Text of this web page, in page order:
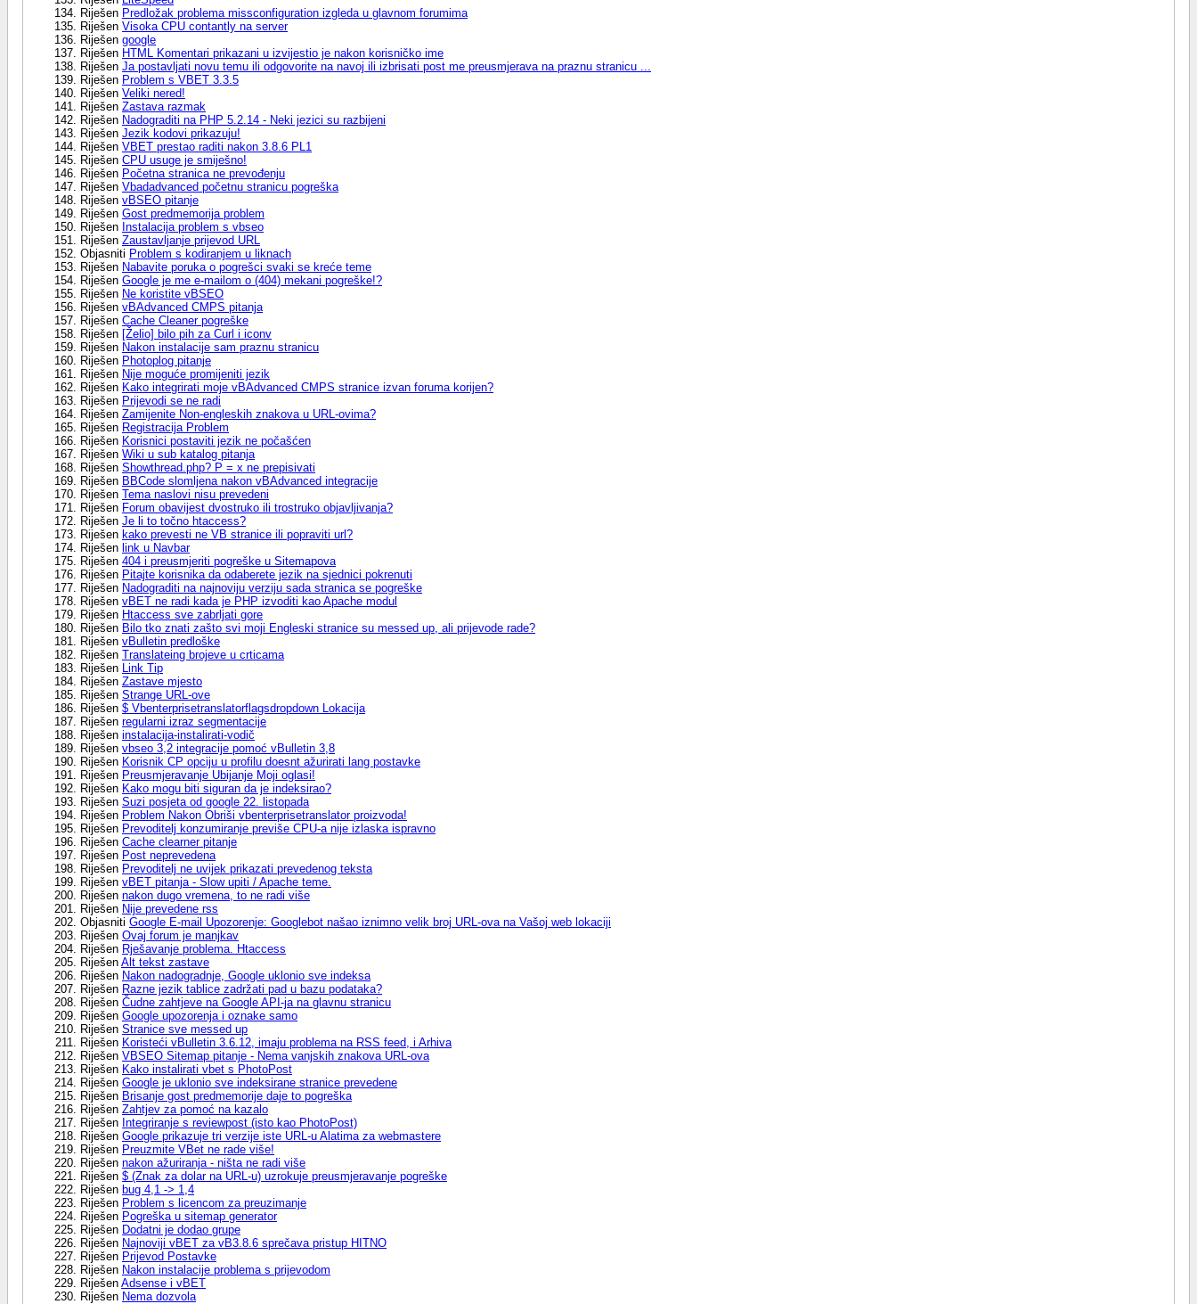
Riješen Predložak problema missconfiguration izgleda u glavnom forumima
Riješen Visoka CPU contantly na server
Riješen google
Riješen HTML Komentari prikazani u izvijestio je nakon korisničko ime
Riješen Ja postavljati novu temu ili odgovorite na navoj ili izbrisati post me preusmjerava na praznu stranicu ...
Riješen Problem s VBET 3.3.5
Riješen Veliki nered!
Riješen Zastava razmak
Riješen Nadograditi na PHP 5.2.14 - Neki jezici su razbijeni
Riješen Jezik kodovi prikazuju!
Riješen VBET prestao raditi nakon 3.8.6 PL1
Riješen CPU usuge je smiješno!
Riješen Početna stranica ne prevođenju
Riješen Vbadadvanced početnu stranicu pogreška
Riješen vBSEO pitanje
Riješen Gost predmemorija problem
Riješen Instalacija problem s vbseo
Riješen Zaustavljanje prijevod URL
Objasniti Problem s kodiranjem u liknach
Riješen Nabavite poruka o pogrešci svaki se kreće teme
Riješen Google je me e-mailom o (404) mekani pogreške!?
Riješen Ne koristite vBSEO
Riješen vBAdvanced CMPS pitanja
Riješen Cache Cleaner pogreške
Riješen [Želio] bilo pih za Curl i iconv
Riješen Nakon instalacije sam praznu stranicu
Riješen Photoplog pitanje
Riješen Nije moguće promijeniti jezik
Riješen Kako integrirati moje vBAdvanced CMPS stranice izvan foruma korijen?
Riješen Prijevodi se ne radi
Riješen Zamijenite Non-engleskih znakova u URL-ovima?
Riješen Registracija Problem
Riješen Korisnici postaviti jezik ne počašćen
Riješen Wiki u sub katalog pitanja
Riješen Showthread.php? P = x ne prepisivati
Riješen BBCode slomljena nakon vBAdvanced integracije
Riješen Tema naslovi nisu prevedeni
Riješen Forum obavijest dvostruko ili trostruko objavljivanja?
Riješen Je li to točno htaccess?
Riješen kako prevesti ne VB stranice ili popraviti url?
Riješen link u Navbar
Riješen 404 i preusmjeriti pogreške u Sitemapova
Riješen Pitajte korisnika da odaberete jezik na sjednici pokrenuti
Riješen Nadograditi na najnoviju verziju sada stranica se pogreške
Riješen vBET ne radi kada je PHP izvoditi kao Apache modul
Riješen Htaccess sve zabrljati gore
Riješen Bilo tko znati zašto svi moji Engleski stranice su messed up, ali prijevode rade?
Riješen vBulletin predloške
Riješen Translateing brojeve u crticama
Riješen Link Tip
Riješen Zastave mjesto
Riješen Strange URL-ove
Riješen $ Vbenterprisetranslatorflagsdropdown Lokacija
Riješen regularni izraz segmentacije
Riješen instalacija-instalirati-vodič
Riješen vbseo 3,2 integracije pomoć vBulletin 3,8
Riješen Korisnik CP opciju u profilu doesnt ažurirati lang postavke
Riješen Preusmjeravanje Ubijanje Moji oglasi!
Riješen Kako mogu biti siguran da je indeksirao?
Riješen Suzi posjeta od google 22. listopada
Riješen Problem Nakon Obriši vbenterprisetranslator proizvoda!
Riješen Prevoditelj konzumiranje previše CPU-a nije izlaska ispravno
Riješen Cache clearner pitanje
Riješen Post neprevedena
Riješen Prevoditelj ne uvijek prikazati prevedenog teksta
Riješen vBET pitanja - Slow upiti / Apache teme.
Riješen nakon dugo vremena, to ne radi više
Riješen Nije prevedene rss
Objasniti Google E-mail Upozorenje: Googlebot našao iznimno velik broj URL-ova na Vašoj web lokaciji
Riješen Ovaj forum je manjkav
Riješen Rješavanje problema. Htaccess
Riješen Alt tekst zastave
Riješen Nakon nadogradnje, Google uklonio sve indeksa
Riješen Razne jezik tablice zadržati pad u bazu podataka?
Riješen Čudne zahtjeve na Google API-ja na glavnu stranicu
Riješen Google upozorenja i oznake samo
Riješen Stranice sve messed up
Riješen Koristeći vBulletin 3.6.12, imaju problema na RSS feed, i Arhiva
Riješen VBSEO Sitemap pitanje - Nema vanjskih znakova URL-ova
Riješen Kako instalirati vbet s PhotoPost
Riješen Google je uklonio sve indeksirane stranice prevedene
Riješen Brisanje gost predmemorije daje to pogreška
Riješen Zahtjev za pomoć na kazalo
Riješen Integriranje s reviewpost (isto kao PhotoPost)
Riješen Google prikazuje tri verzije iste URL-u Alatima za webmastere
Riješen Preuzmite VBet ne rade više!
Riješen nakon ažuriranja - ništa ne radi više
Riješen $ (Znak za dolar na URL-u) uzrokuje preusmjeravanje pogreške
Riješen bug 4,1 -> 1,4
Riješen Problem s licencom za preuzimanje
Riješen Pogreška u sitemap generator
Riješen Dodatni je dodao grupe
Riješen Najnoviji vBET za vB3.8.6 sprečava pristup HITNO
Riješen Prijevod Postavke
Riješen Nakon instalacije problema s prijevodom
Riješen Adsense i vBET
Riješen Nema dozvola